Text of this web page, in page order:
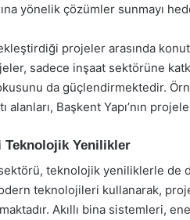
yönelik çözümler sunmayı
projeler arasında
sadece inşaat sektörüne
da güçlendirmektedir.
alanları, Başkent Yapı’nın
Teknolojik Yenilikler
sektörü, teknolojik yeniliklerle de
teknolojileri kullanarak,
Akıllı bina sistemleri,